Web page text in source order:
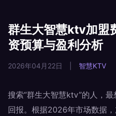
群生大智慧ktv加盟
资预算与盈利分析
2026年04月22日 智慧KTV
搜索“群生大智慧ktv”的人，
回报。根据2026年市场数据